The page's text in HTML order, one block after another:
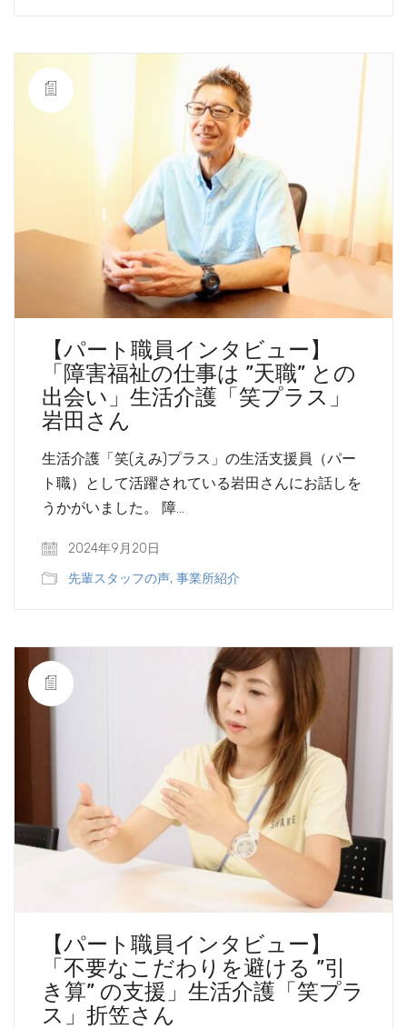
【パート職員インタビュー】
「障害福祉の仕事は ”天職” との
出会い」生活介護「笑プラス」
岩田さん
生活介護「笑(えみ)プラス」の生活支援員（パー
ト職）として活躍されている岩田さんにお話しを
うかがいました。 障…
2024年9月20日
先輩スタッフの声, 事業所紹介
【パート職員インタビュー】
「不要なこだわりを避ける ”引
き算” の支援」生活介護「笑プラ
ス」折笠さん